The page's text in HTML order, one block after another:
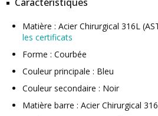
Matière : Acier Chirurgical 316L
les certificats
Forme : Courbée
Couleur principale : Bleu
Couleur secondaire : Noir
Matière barre : Acier Chirurgical